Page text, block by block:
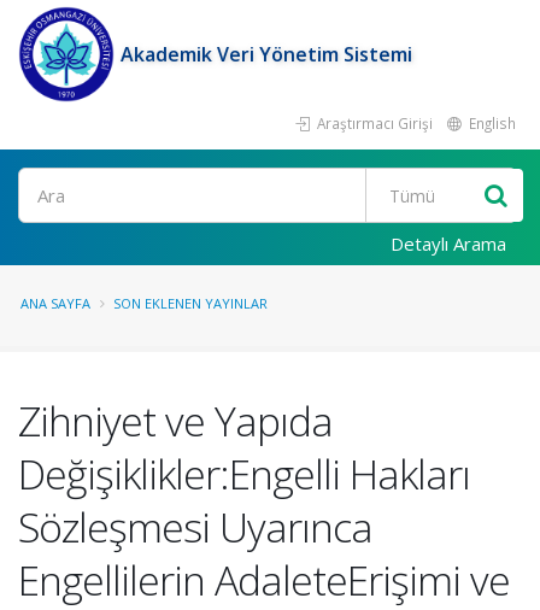
Akademik Veri Yönetim Sistemi
Araştırmacı Girişi English
Ara
Detaylı Arama
ANA SAYFA SON EKLENEN YAYINLAR
Zihniyet ve Yapıda
Değişiklikler:Engelli Hakları
Sözleşmesi Uyarınca
Engellilerin AdaleteErişimi ve